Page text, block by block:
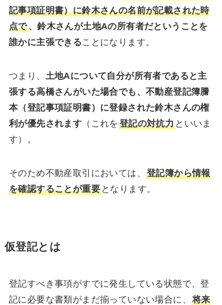
記事項証明書）に鈴木さんの名前が記載された時
点で、鈴木さんが土地Aの所有者だということを
誰かに主張できることになります。
つまり、
土地Aについて自分が所有者であると主
張する高橋さんがいた場合でも、不動産登記簿謄
本（登記事項証明書）に登録された鈴木さんの権
利が優先されます （これを 登記の対抗力 といいま
す）。
そのため不動産取引においては、 登記簿から情報
を確認することが重要となります。
仮登記とは
登記すべき事項がすでに発生している状態で、登
記に必要な書類がまだ揃っていない場合に、 将来